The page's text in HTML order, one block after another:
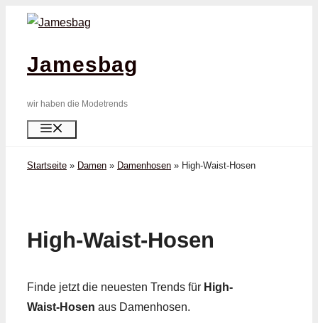
Zum
springenJamesbag
wir haben die Modetrends
Startseite » Damen » Damenhosen » High-Waist-Hosen
High-Waist-Hosen
Finde jetzt die neuesten Trends für High-
Waist-Hosen aus Damenhosen.